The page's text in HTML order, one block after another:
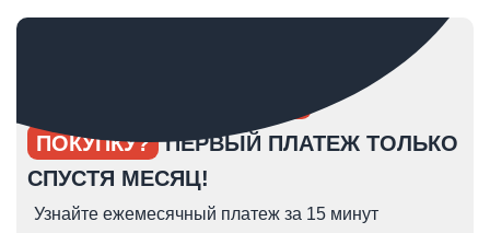
ПОКУПКУ? ПЕРВЫЙ ПЛАТЕЖ ТОЛЬКО
СПУСТЯ МЕСЯЦ!
Узнайте ежемесячный платеж за 15 минут